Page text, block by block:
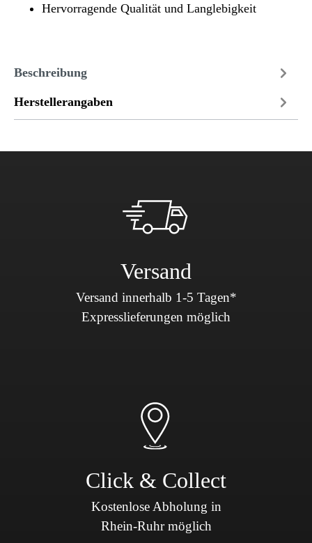
Hervorragende Qualität und Langlebigkeit
Beschreibung
Herstellerangaben
Versand
Versand innerhalb 1-5 Tagen*
Expresslieferungen möglich
Click & Collect
Kostenlose Abholung in
Rhein-Ruhr möglich